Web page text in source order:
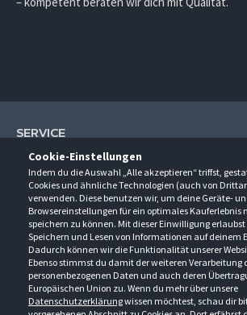
Cookie-Einstellungen
Indem du die Auswahl „Alle akzeptieren“ triffst,
Cookies und ähnliche Technologien (auch von
verwenden. Diese benutzen wir, um deine Geräte-
Browsereinstellungen für ein optimales Kauferlebnis
speichern zu können. Mit dieser Einwilligung
Speichern und Lesen von Informationen auf deinem
Dadurch können wir die Funktionalität unserer
Ebenso stimmst du damit der weiteren Verarbeitung
personenbezogenen Daten und auch deren
Europäischen Union zu. Wenn du mehr über unsere
Datenschutzerklärungwissen möchtest, schau dir
SERVICE
Hilfe und Information
Fragen und Antworten (FAQ)
Kontakt
Newsletter
Events
Downloads
Kataloge
UNTERNEHMEN
Über uns
Anfahrt
Ansprechpartner
Außendienstbesuch
Jobs & Ausbildung
KONTAKT
Gröner-Schulze GmbH
Sarirstraße 5
12529 Schönefeld
Berlin-Schönefeld: +49 30 68 29 54-0
ÖFFNUNGSZEITEN
Montag - Donnerstag
9:00 - 17:00
Freitag
9:00 - 15:00
FOLGE UNS